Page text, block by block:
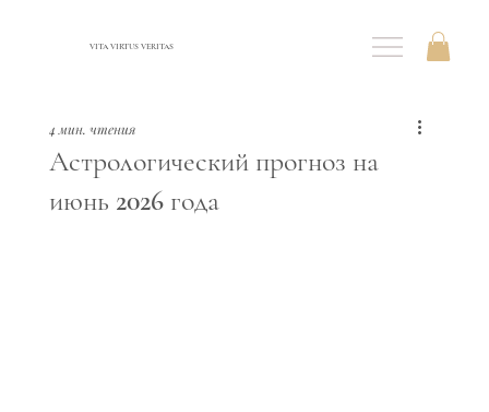
VITA VIRTUS VERITAS
Астрологический прогноз на
июнь 2026 года
4 мин. чтения